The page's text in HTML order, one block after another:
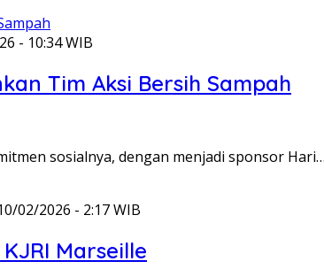
- 10:34 WIB
Tim Aksi Bersih Sampah
sosialnya, dengan menjadi sponsor Hari…
02/2026 - 2:17 WIB
Marseille